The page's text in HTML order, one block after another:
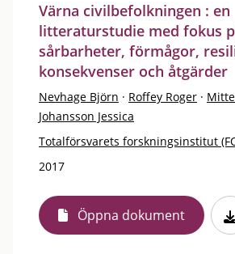
Värna civilbefolkningen : en
litteraturstudie med fokus
sårbarheter, förmågor,
konsekvenser och åtgärder
Nevhage Björn · Roffey Roger ·
Johansson Jessica
Totalförsvarets forskningsinstitut
2017
Öppna dokument